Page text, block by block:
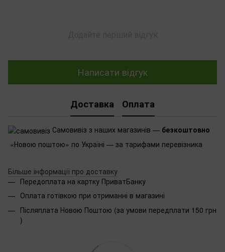
Написати відгук
Доставка Оплата
Самовивіз з наших магазинів — безкоштовно
«Новою поштою» по Україні — за тарифами перевізника
Більше інформації про доставку
Передоплата на картку ПриватБанку
Оплата готівкою при отриманні в магазині
Післяплата Новою Поштою (за умови передплати 150 грн
)